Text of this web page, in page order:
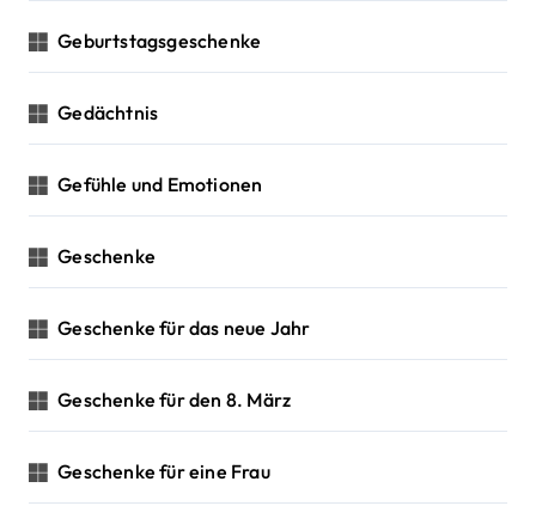
Geburtstagsgeschenke
Gedächtnis
Gefühle und Emotionen
Geschenke
Geschenke für das neue Jahr
Geschenke für den 8. März
Geschenke für eine Frau